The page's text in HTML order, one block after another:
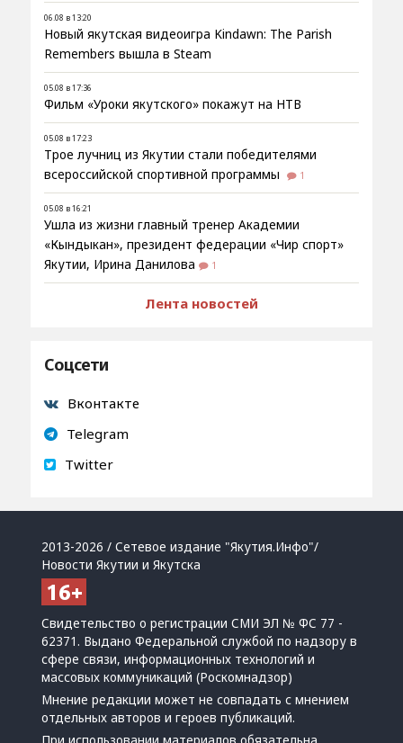
06.08 в 13:20
Новый якутская видеоигра Kindawn: The Parish
Remembers вышла в Steam
05.08 в 17:36
Фильм «Уроки якутского» покажут на НТВ
05.08 в 17:23
Трое лучниц из Якутии стали победителями
всероссийской спортивной программы
1
05.08 в 16:21
Ушла из жизни главный тренер Академии
«Кындыкан», президент федерации «Чир спорт»
Якутии, Ирина Данилова
1
Лента новостей
Соцсети
Вконтакте
Telegram
Twitter
2013-2026 / Сетевое издание "Якутия.Инфо"/
Новости Якутии и Якутска
Свидетельство о регистрации СМИ ЭЛ № ФС 77 -
62371. Выдано Федеральной службой по надзору в
сфере связи, информационных технологий и
массовых коммуникаций (Роскомнадзор)
Мнение редакции может не совпадать с мнением
отдельных авторов и героев публикаций.